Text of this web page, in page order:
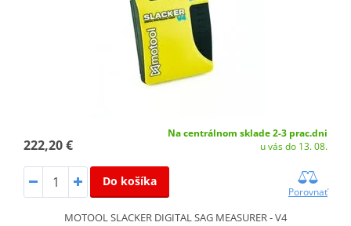
222,20 €
Na centrálnom sklade 2-3 prac.dni
u vás do 13. 08.
Do košíka
Porovnať
MOTOOL SLACKER DIGITAL SAG MEASURER - V4